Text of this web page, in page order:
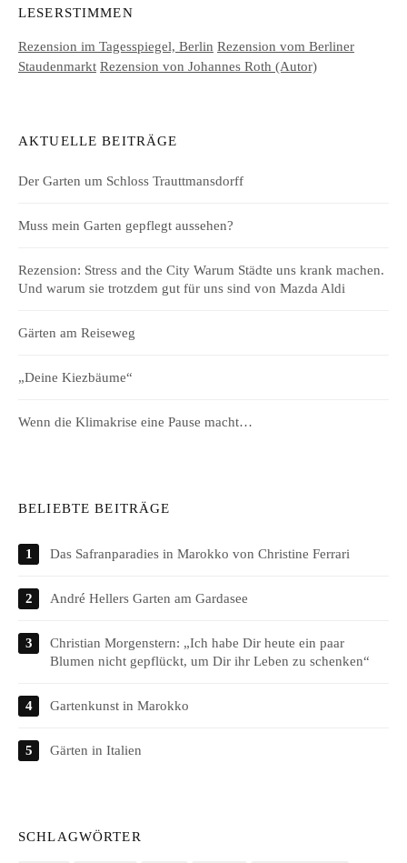
LESERSTIMMEN
Rezension im Tagesspiegel, Berlin Rezension vom Berliner
Staudenmarkt Rezension von Johannes Roth (Autor)
AKTUELLE BEITRÄGE
Der Garten um Schloss Trauttmansdorff
Muss mein Garten gepflegt aussehen?
Rezension: Stress and the City Warum Städte uns krank machen.
Und warum sie trotzdem gut für uns sind von Mazda Aldi
Gärten am Reiseweg
„Deine Kiezbäume“
Wenn die Klimakrise eine Pause macht…
BELIEBTE BEITRÄGE
Das Safranparadies in Marokko von Christine Ferrari
André Hellers Garten am Gardasee
Christian Morgenstern: „Ich habe Dir heute ein paar
Blumen nicht gepflückt, um Dir ihr Leben zu schenken“
Gartenkunst in Marokko
Gärten in Italien
SCHLAGWÖRTER